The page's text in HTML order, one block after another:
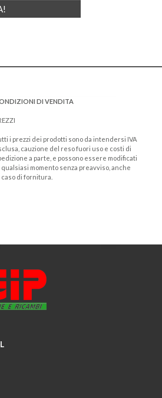
DI VENDITA
i prezzi dei prodotti sono da intendersi IVA
cauzione del reso fuori uso e costi di
a parte, e possono essere modificati
qualsiasi momento senza preavviso, anche
caso di fornitura.